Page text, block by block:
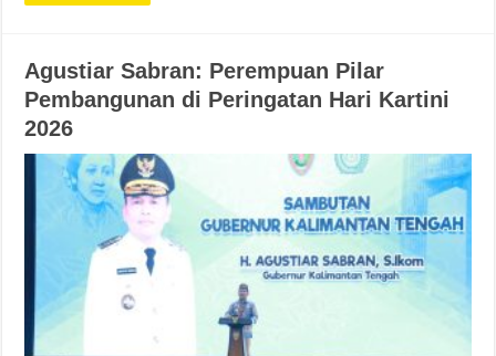
Agustiar Sabran: Perempuan Pilar
Pembangunan di Peringatan Hari Kartini
2026